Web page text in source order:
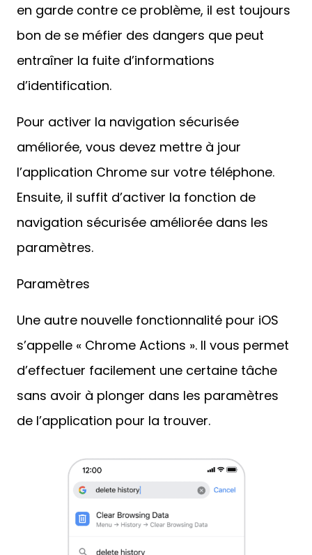
en garde contre ce problème, il est toujours
bon de se méfier des dangers que peut
entraîner la fuite d’informations
d’identification.
Pour activer la navigation sécurisée
améliorée, vous devez mettre à jour
l’application Chrome sur votre téléphone.
Ensuite, il suffit d’activer la fonction de
navigation sécurisée améliorée dans les
paramètres.
Paramètres
Une autre nouvelle fonctionnalité pour iOS
s’appelle « Chrome Actions ». Il vous permet
d’effectuer facilement une certaine tâche
sans avoir à plonger dans les paramètres
de l’application pour la trouver.